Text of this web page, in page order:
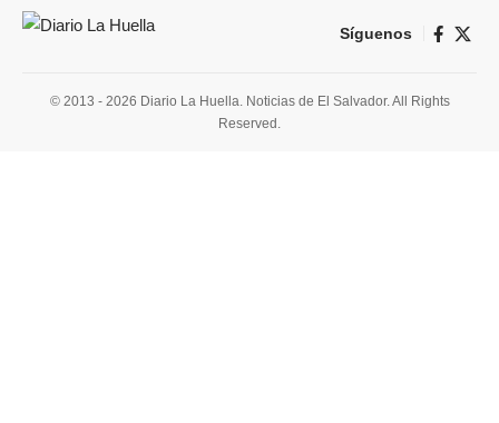
Síguenos
© 2013 - 2026 Diario La Huella. Noticias de El Salvador. All Rights
Reserved.